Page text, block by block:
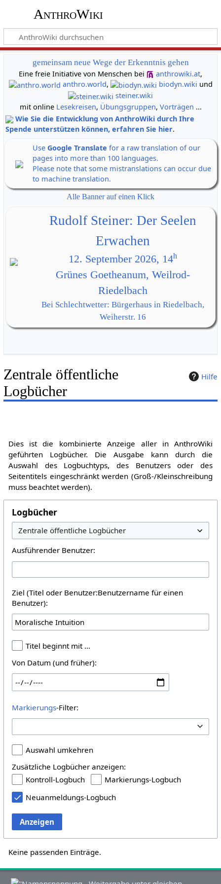
AnthroWiki
gemeinsam neue Wege der Erkenntnis gehen
Eine freie Initiative von Menschen bei
anthrowiki.at,
anthro.world, biodyn.wiki und
steiner.wiki
mit online Lesekreisen, Übungsgruppen, Vorträgen ...
Wie Sie die Entwicklung von AnthroWiki durch Ihre
Spende unterstützen können, erfahren Sie hier.
Use Google Translate for a raw translation of our
pages into more than 100 languages.
Please note that some mistranslations can occur due
to machine translation.
Alle Banner auf einen Klick
Rudolf Steiner: Der Seelen
Erwachen
12. September 2026, 14h
Grünes Goetheanum, Weilrod-
Riedelbach
Bei Schlechtwetter: Bürgerhaus in Riedelbach,
Weiherstr. 16
Hilfe
Zentrale öffentliche
Logbücher
Dies ist die kombinierte Anzeige aller in AnthroWiki
geführten Logbücher. Die Ausgabe kann durch die
Auswahl des Logbuchtyps, des Benutzers oder des
Seitentitels eingeschränkt werden (Groß-/Kleinschreibung
muss beachtet werden).
Logbücher
Ausführender Benutzer:
Ziel (Titel oder Benutzer:Benutzername für einen
Benutzer):
Titel beginnt mit …
Von Datum (und früher):
Markierungs-Filter:
Auswahl umkehren
Zusätzliche Logbücher anzeigen:
Kontroll-Logbuch
Markierungs-Logbuch
Neuanmeldungs-Logbuch
Anzeigen
Keine passenden Einträge.